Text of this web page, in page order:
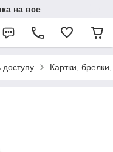
на все
доступу Картки, брелки,